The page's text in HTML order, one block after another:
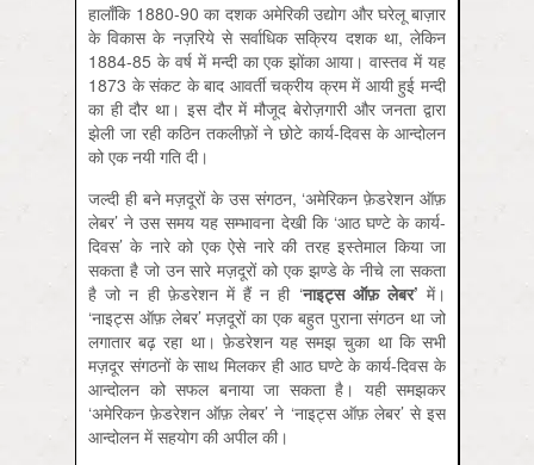
हालाँकि 1880-90 का दशक अमेरिकी उद्योग और घरेलू बाज़ार
के विकास के नज़रिये से सर्वाधिक सक्रिय दशक था, लेकिन
1884-85 के वर्ष में मन्दी का एक झोंका आया। वास्तव में यह
1873 के संकट के बाद आवर्ती चक्रीय क्रम में आयी हुई मन्दी
का ही दौर था। इस दौर में मौजूद बेरोज़गारी और जनता द्वारा
झेली जा रही कठिन तकलीफ़ों ने छोटे कार्य-दिवस के आन्दोलन
को एक नयी गति दी।
जल्दी ही बने मज़दूरों के उस संगठन, ‘अमेरिकन फ़ेडरेशन ऑफ़
लेबर’ ने उस समय यह सम्भावना देखी कि ‘आठ घण्टे के कार्य-
दिवस’ के नारे को एक ऐसे नारे की तरह इस्तेमाल किया जा
सकता है जो उन सारे मज़दूरों को एक झण्डे के नीचे ला सकता
है जो न ही फ़ेडरेशन में हैं न ही ‘नाइट्स ऑफ़ लेबर’ में।
‘नाइट्स ऑफ़ लेबर’ मज़दूरों का एक बहुत पुराना संगठन था जो
लगातार बढ़ रहा था। फ़ेडरेशन यह समझ चुका था कि सभी
मज़दूर संगठनों के साथ मिलकर ही आठ घण्टे के कार्य-दिवस के
आन्दोलन को सफल बनाया जा सकता है। यही समझकर
‘अमेरिकन फ़ेडरेशन ऑफ़ लेबर’ ने ‘नाइट्स ऑफ़ लेबर’ से इस
आन्दोलन में सहयोग की अपील की।